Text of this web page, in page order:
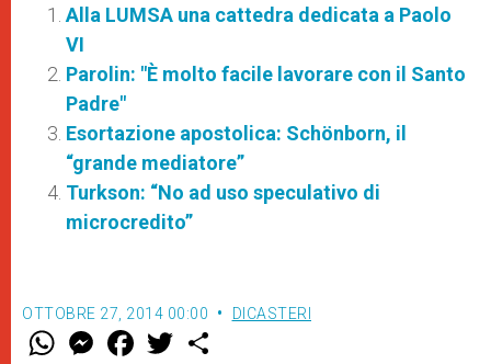
Alla LUMSA una cattedra dedicata a Paolo
VI
Parolin: "È molto facile lavorare con il Santo
Padre"
Esortazione apostolica: Schönborn, il
“grande mediatore”
Turkson: “No ad uso speculativo di
microcredito”
OTTOBRE 27, 2014 00:00 DICASTERI
W M
e
F
a w